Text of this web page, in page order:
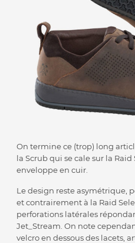
On termine ce (trop) long
la Scrub qui se cale sur la
enveloppe en cuir.
Le design reste asymétrique,
et contrairement à la Raid
perforations latérales
Jet_Stream. On note
velcro en dessous des lacets,